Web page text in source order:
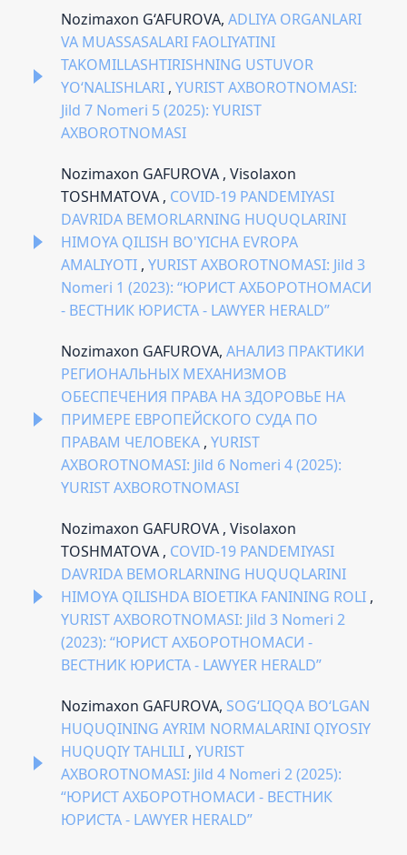
Nozimaxon G‘AFUROVA, ADLIYA ORGANLARI
VA MUASSASALARI FAOLIYATINI
TAKOMILLASHTIRISHNING USTUVOR
YO‘NALISHLARI , YURIST AXBOROTNOMASI:
Jild 7 Nomeri 5 (2025): YURIST
AXBOROTNOMASI
Nozimaxon GAFUROVA , Visolaxon
TOSHMATOVA , COVID-19 PANDEMIYASI
DAVRIDA BEMORLARNING HUQUQLARINI
HIMOYA QILISH BO'YICHA EVROPA
AMALIYOTI , YURIST AXBOROTNOMASI: Jild 3
Nomeri 1 (2023): “ЮРИСТ АХБОРОТНОМАСИ
- ВЕСТНИК ЮРИСТА - LAWYER HERALD”
Nozimaxon GAFUROVA, АНАЛИЗ ПРАКТИКИ
РЕГИОНАЛЬНЫХ МЕХАНИЗМОВ
ОБЕСПЕЧЕНИЯ ПРАВА НА ЗДОРОВЬЕ НА
ПРИМЕРЕ ЕВРОПЕЙСКОГО СУДА ПО
ПРАВАМ ЧЕЛОВЕКА , YURIST
AXBOROTNOMASI: Jild 6 Nomeri 4 (2025):
YURIST AXBOROTNOMASI
Nozimaxon GAFUROVA , Visolaxon
TOSHMATOVA , COVID-19 PANDEMIYASI
DAVRIDA BEMORLARNING HUQUQLARINI
HIMOYA QILISHDA BIOETIKА FANINING ROLI ,
YURIST AXBOROTNOMASI: Jild 3 Nomeri 2
(2023): “ЮРИСТ АХБОРОТНОМАСИ -
ВЕСТНИК ЮРИСТА - LAWYER HERALD”
Nozimaxon GAFUROVA, SOG‘LIQQA BO‘LGAN
HUQUQINING AYRIM NORMALARINI QIYOSIY
HUQUQIY TAHLILI , YURIST
AXBOROTNOMASI: Jild 4 Nomeri 2 (2025):
“ЮРИСТ АХБОРОТНОМАСИ - ВЕСТНИК
ЮРИСТА - LAWYER HERALD”